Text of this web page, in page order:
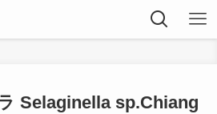
Selaginella sp.Chiang